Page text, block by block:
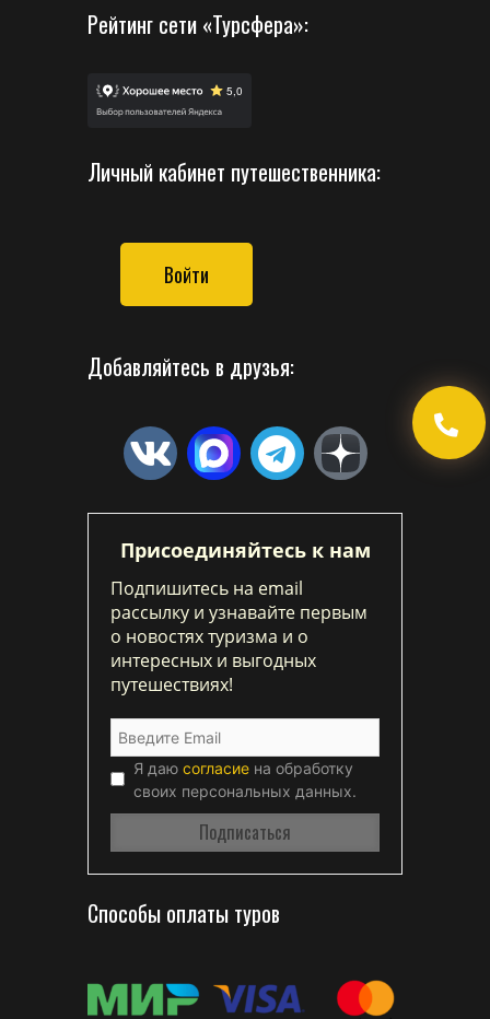
Рейтинг сети «Турсфера»:
Личный кабинет путешественника:
Войти
Добавляйтесь в друзья:
Присоединяйтесь к нам
Подпишитесь на email
рассылку и узнавайте первым
о новостях туризма и о
интересных и выгодных
путешествиях!
Я даю согласие на обработку
своих персональных данных.
Способы оплаты туров